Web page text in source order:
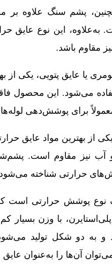
پشم سنگ علاوه بر
این نوع عایق
مقاوم باشد.
یا عایق پتویی، یکی
می‌شود. این محصول
برای پوشش‌دهی لوله‌ها
از بهترین مواد عایق
و آب نیز مقاوم است.
حرارتی شناخته
نوع پوشش حرارتی است
با وزن
دو شکل تولید
آن‌ها را به‌عنوان